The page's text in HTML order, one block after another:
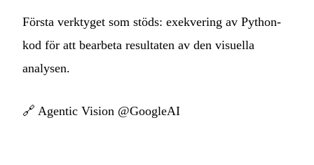
Första verktyget som stöds: exekvering av Python-
kod för att bearbeta resultaten av den visuella
analysen.
🔗 Agentic Vision @GoogleAI